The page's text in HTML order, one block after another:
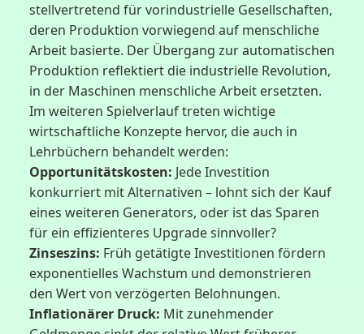
stellvertretend für vorindustrielle Gesellschaften,
deren Produktion vorwiegend auf menschliche
Arbeit basierte. Der Übergang zur automatischen
Produktion reflektiert die industrielle Revolution,
in der Maschinen menschliche Arbeit ersetzten.
Im weiteren Spielverlauf treten wichtige
wirtschaftliche Konzepte hervor, die auch in
Lehrbüchern behandelt werden:
Opportunitätskosten: Jede Investition
konkurriert mit Alternativen – lohnt sich der Kauf
eines weiteren Generators, oder ist das Sparen
für ein effizienteres Upgrade sinnvoller?
Zinseszins: Früh getätigte Investitionen fördern
exponentielles Wachstum und demonstrieren
den Wert von verzögerten Belohnungen.
Inflationärer Druck: Mit zunehmender